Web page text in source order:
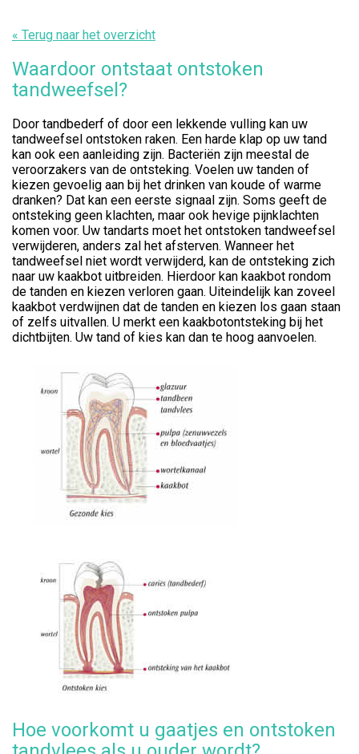
« Terug naar het overzicht
Waardoor ontstaat ontstoken
tandweefsel?
Door tandbederf of door een lekkende vulling kan uw
tandweefsel ontstoken raken. Een harde klap op uw tand
kan ook een aanleiding zijn. Bacteriën zijn meestal de
veroorzakers van de ontsteking. Voelen uw tanden of
kiezen gevoelig aan bij het drinken van koude of warme
dranken? Dat kan een eerste signaal zijn. Soms geeft de
ontsteking geen klachten, maar ook hevige pijnklachten
komen voor. Uw tandarts moet het ontstoken tandweefsel
verwijderen, anders zal het afsterven. Wanneer het
tandweefsel niet wordt verwijderd, kan de ontsteking zich
naar uw kaakbot uitbreiden. Hierdoor kan kaakbot rondom
de tanden en kiezen verloren gaan. Uiteindelijk kan zoveel
kaakbot verdwijnen dat de tanden en kiezen los gaan staan
of zelfs uitvallen. U merkt een kaakbotontsteking bij het
dichtbijten. Uw tand of kies kan dan te hoog aanvoelen.
Hoe voorkomt u gaatjes en ontstoken